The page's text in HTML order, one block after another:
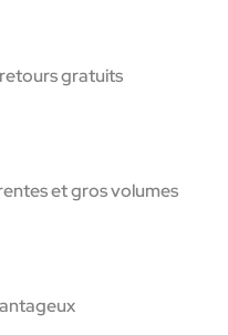
gratuits
et gros volumes